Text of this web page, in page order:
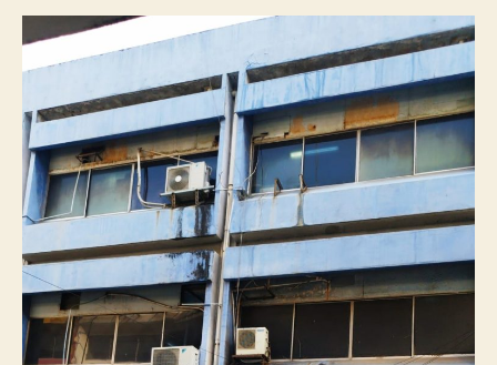
Gandeng
Murah
420
m2
Jln
Zainul
Arifin
4.5
miliar
Nego